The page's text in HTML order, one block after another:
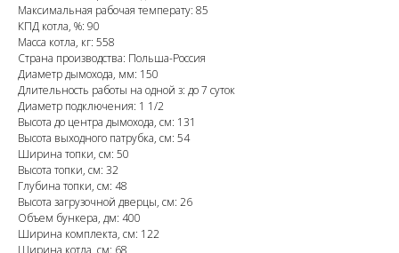
Максимальная рабочая температу: 85
КПД котла, %: 90
Масса котла, кг: 558
Страна производства: Польша-Россия
Диаметр дымохода, мм: 150
Длительность работы на одной з: до 7 суток
Диаметр подключения: 1 1/2
Высота до центра дымохода, см: 131
Высота выходного патрубка, см: 54
Ширина топки, см: 50
Высота топки, см: 32
Глубина топки, см: 48
Высота загрузочной дверцы, см: 26
Объем бункера, дм: 400
Ширина комплекта, см: 122
Ширина котла, см: 68